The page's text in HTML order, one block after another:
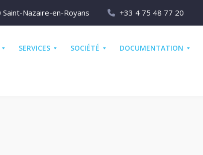
Nazaire-en-Royans +33 4 75 48 77 20
SERVICES SOCIÉTÉ DOCUMENTATION